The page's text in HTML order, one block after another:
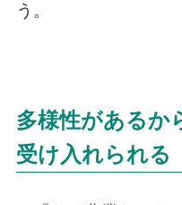
う。
多様性があるか
受け入れられる